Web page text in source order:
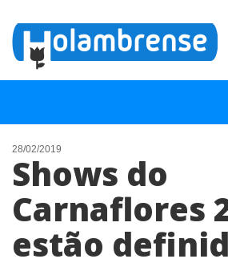
NOTÍCIAS
LISTA DIGITAL
TELEFONES ÚTEIS
28/02/2019
Shows do
Carnaflores
estão